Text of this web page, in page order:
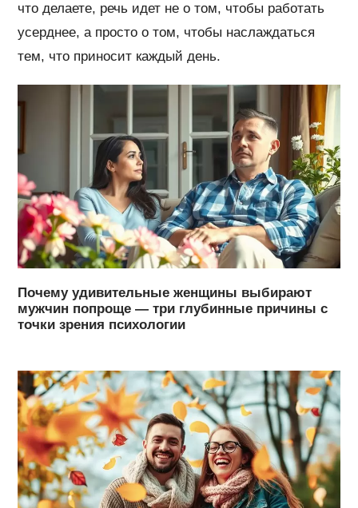
что делаете, речь идет не о том, чтобы работать
усерднее, а просто о том, чтобы наслаждаться
тем, что приносит каждый день.
Почему удивительные женщины выбирают
мужчин попроще — три глубинные причины с
точки зрения психологии